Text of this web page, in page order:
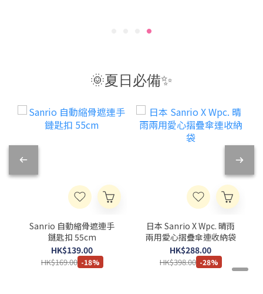
🌞夏日必備✨
Sanrio 自動縮骨遮連手
鏈匙扣 55cm
HK$139.00
HK$169.00 -18%
日本 Sanrio X Wpc. 晴雨
兩用愛心摺疊傘連收納袋
HK$288.00
HK$398.00 -28%